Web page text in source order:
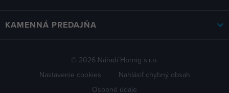
KAMENNÁ PREDAJŇA
© 2026 Nářadí Hornig s.r.o.
Nastavenie cookies
Nahlásiť chybný obsah
Osobné údaje